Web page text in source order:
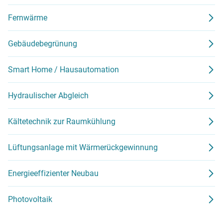
Fernwärme
Gebäudebegrünung
Smart Home / Hausautomation
Hydraulischer Abgleich
Kältetechnik zur Raumkühlung
Lüftungsanlage mit Wärmerückgewinnung
Energieeffizienter Neubau
Photovoltaik